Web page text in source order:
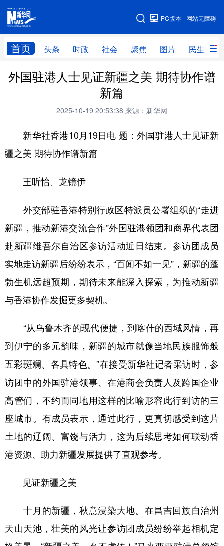
网站无障碍
PC版本
首页 头条 时政 社会 聚焦 图片 民生
网站地图
头条 时政 社会 聚焦
服务
云游新疆 云端悦读 云看书画 光影新疆
人事频道 融媒体联播
辽宁 吉林 上海 江苏
浙江 安徽 福建 江西
山东 河南 湖北 湖南
广东 广西
四川 贵州 云南 西藏
陕西 甘肃 青海 宁夏
新疆 内蒙古 黑龙江
多语种频道
Русский язык 日本語
外国驻港人士见证新疆之美 期待协作谱
新篇
2025-10-19 20:53:38 来源：新华网
新华社香港10月19日电 题：外国驻港人士见证新
疆之美 期待协作谱新篇
王昕怡、龙镜伊
外交部驻香港特别行政区特派员公署组织的“走进
新疆，推动新港交流合作”外国驻港领团和商界代表团
赴新疆维吾尔自治区参访活动近日结束。参访团成员
实地走访新疆后纷纷表示，“百闻不如一见”，新疆的蓬
勃生机远超预期，期待未来能深入探索，为推动新疆
与香港协作发掘更多契机。
“从乌鲁木齐的现代便捷，到喀什的西域风情，再
到伊宁的多元韵味，新疆的城市就像当地民族服饰般
五彩斑斓、各具特色。”在接受新华社记者采访时，参
访团中的外国驻港领事、在港商会负责人及跨国企业
高管们，不约而同地用这样的比喻形容此行到访的三
座城市。有成员表示，通过此行，更真切感受到这片
土地的辽阔、富饶与活力，这为后续思考如何联动香
港资源、助力新疆发展提供了直观参考。
见证新疆之美
十月的新疆，秋意浸染大地。在昌吉回族自治州
天山天池，壮美的风光让参访团成员纷纷举起相机定